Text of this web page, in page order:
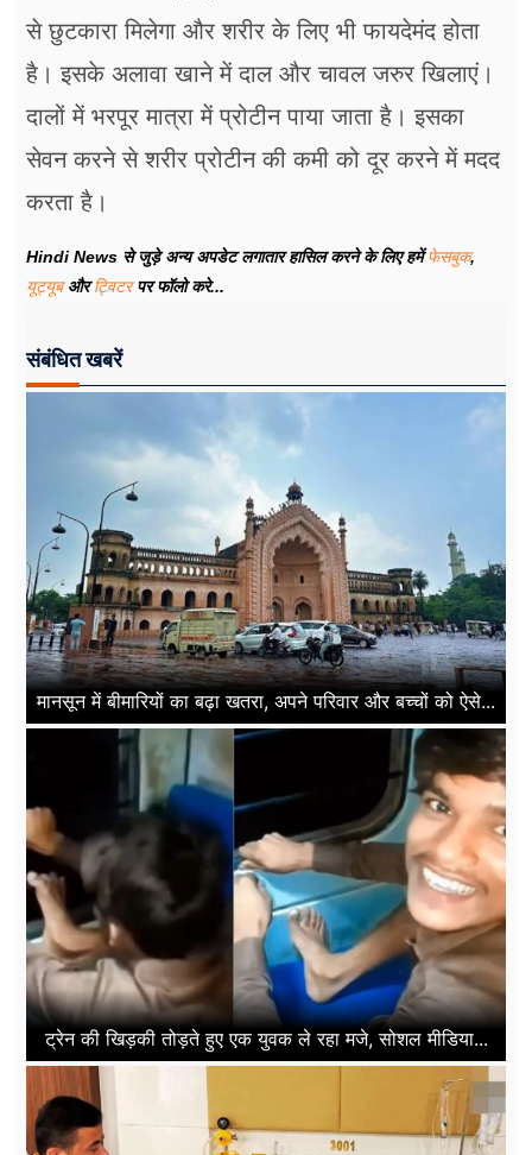
से छुटकारा मिलेगा और शरीर के लिए भी फायदेमंद होता
है। इसके अलावा खाने में दाल और चावल जरुर खिलाएं।
दालों में भरपूर मात्रा में प्रोटीन पाया जाता है। इसका
सेवन करने से शरीर प्रोटीन की कमी को दूर करने में मदद
करता है।
Hindi News से जुड़े अन्य अपडेट लगातार हासिल करने के लिए हमेंफेसबुक,
यूट्यूबऔरट्विटरपर फॉलो करे...
संबंधित खबरें
मानसून में बीमारियों का बढ़ा खतरा, अपने परिवार और बच्चों को ऐसे...
ट्रेन की खिड़की तोड़ते हुए एक युवक ले रहा मजे, सोशल मीडिया...